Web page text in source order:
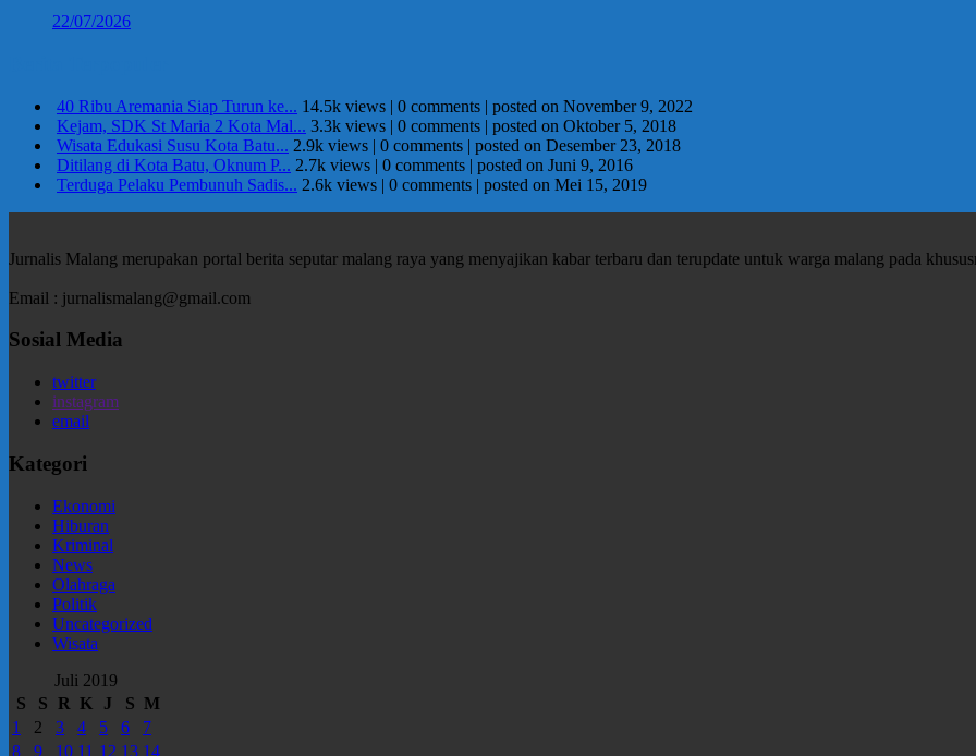
22/07/2026
40 Ribu Aremania Siap Turun ke... 14.5k views | 0 comments | posted on November 9, 2022
Kejam, SDK St Maria 2 Kota Mal... 3.3k views | 0 comments | posted on Oktober 5, 2018
Wisata Edukasi Susu Kota Batu... 2.9k views | 0 comments | posted on Desember 23, 2018
Ditilang di Kota Batu, Oknum P... 2.7k views | 0 comments | posted on Juni 9, 2016
Terduga Pelaku Pembunuh Sadis... 2.6k views | 0 comments | posted on Mei 15, 2019
Jurnalis Malang merupakan portal berita seputar malang raya yang menyajikan kabar terbaru dan terupdate untuk warga malang pada
Email : jurnalismalang@gmail.com
Sosial Media
twitter
instagram
email
Kategori
Ekonomi
Hiburan
Kriminal
News
Olahraga
Politik
Uncategorized
Wisata
Juli 2019
S
S R K J S M
1
2 3 4 5 6
7
8
9 10 11 12 13 14